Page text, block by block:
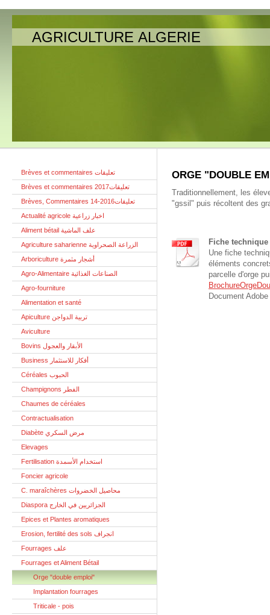
AGRICULTURE ALGERIE
Brèves et commentaires تعليقات
Brèves et commentaires تعليقات2017
Brèves, Commentaires تعليقات2016-14
Actualité agricole اخبار زراعية
Aliment bétail علف الماشية
Agriculture saharienne الزراعة الصحراوية
Arboriculture أشجار مثمرة
Agro-Alimentaire الصناعات الغذائية
Agro-fourniture
Alimentation et santé
Apiculture تربية الدواجن
Aviculture
Bovins الأبقار والعجول
Business أفكار للاستثمار
Céréales الحبوب
Champignons الفطر
Chaumes de céréales
Contractualisation
Diabète مرض السكري
Elevages
Fertilisation استخدام الأسمدة
Foncier agricole
C. maraîchères محاصيل الخضروات
Diaspora الجزائريين في الخارج
Epices et Plantes aromatiques
Erosion, fertilité des sols انجراف
Fourrages علف
Fourrages et Aliment Bétail
Orge "double emploi"
Implantation fourrages
Triticale - pois
ORGE "DOUBLE
Traditionnellement, les
"gssil" puis récoltent des
Fiche
Une fiche
éléments
parcelle d'orge
Document